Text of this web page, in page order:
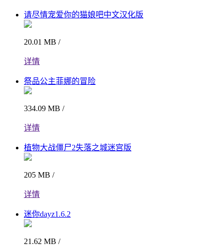
请尽情宠爱你的猫娘吧中文汉化版
20.01 MB /
详情
祭品公主菲娜的冒险
334.09 MB /
详情
植物大战僵尸2失落之城迷宫版
205 MB /
详情
迷你dayz1.6.2
21.62 MB /